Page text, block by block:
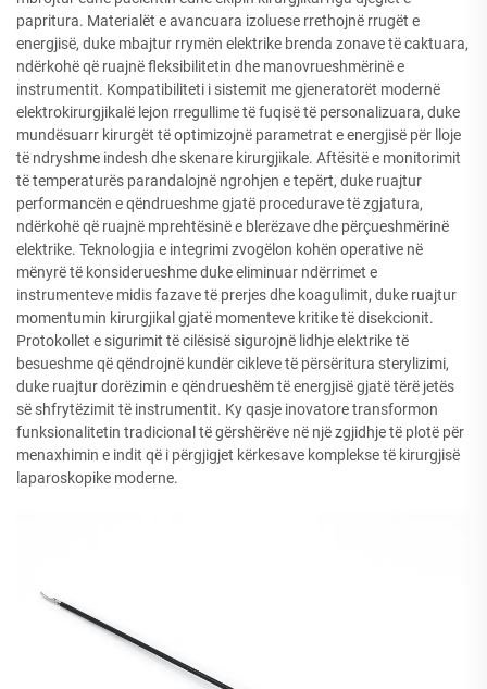
papritura. Materialët e avancuara izoluese rrethojnë rrugët e
energjisë, duke mbajtur rrymën elektrike brenda zonave të caktuara,
ndërkohë që ruajnë fleksibilitetin dhe manovrueshmërinë e
instrumentit. Kompatibiliteti i sistemit me gjeneratorët modernë
elektrokirurgjikalë lejon rregullime të fuqisë të personalizuara, duke
mundësuarr kirurgët të optimizojnë parametrat e energjisë për lloje
të ndryshme indesh dhe skenare kirurgjikale. Aftësitë e monitorimit
të temperaturës parandalojnë ngrohjen e tepërt, duke ruajtur
performancën e qëndrueshme gjatë procedurave të zgjatura,
ndërkohë që ruajnë mprehtësinë e blerëzave dhe përçueshmërinë
elektrike. Teknologjia e integrimi zvogëlon kohën operative në
mënyrë të konsiderueshme duke eliminuar ndërrimet e
instrumenteve midis fazave të prerjes dhe koagulimit, duke ruajtur
momentumin kirurgjikal gjatë momenteve kritike të disekcionit.
Protokollet e sigurimit të cilësisë sigurojnë lidhje elektrike të
besueshme që qëndrojnë kundër cikleve të përsëritura sterylizimi,
duke ruajtur dorëzimin e qëndrueshëm të energjisë gjatë tërë jetës
së shfrytëzimit të instrumentit. Ky qasje inovatore transformon
funksionalitetin tradicional të gërshërëve në një zgjidhje të plotë për
menaxhimin e indit që i përgjigjet kërkesave komplekse të kirurgjisë
laparoskopike moderne.